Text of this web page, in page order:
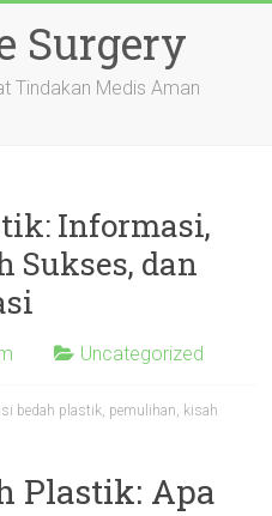
Surgery
Tindakan Medis Aman
Informasi,
Sukses, dan
Uncategorized
bedah plastik, pemulihan, kisah
Plastik: Apa